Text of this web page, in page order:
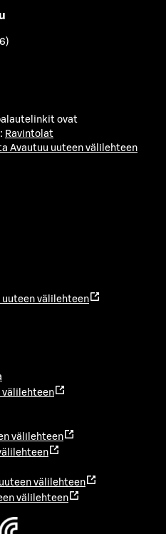
ovat
Ravintolat
Avautuu uuteen välilehteen
uuteen välilehteen
välilehteen
välilehteen
välilehteen
välilehteen